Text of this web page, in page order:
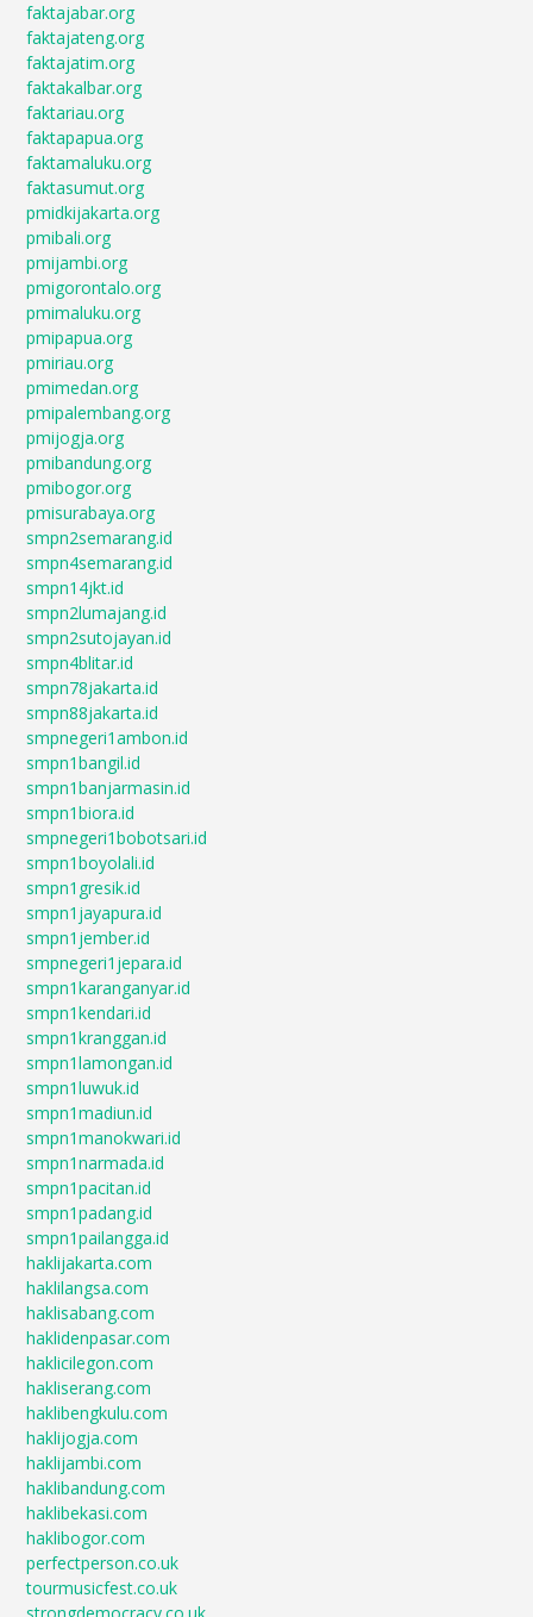
faktajabar.org
faktajateng.org
faktajatim.org
faktakalbar.org
faktariau.org
faktapapua.org
faktamaluku.org
faktasumut.org
pmidkijakarta.org
pmibali.org
pmijambi.org
pmigorontalo.org
pmimaluku.org
pmipapua.org
pmiriau.org
pmimedan.org
pmipalembang.org
pmijogja.org
pmibandung.org
pmibogor.org
pmisurabaya.org
smpn2semarang.id
smpn4semarang.id
smpn14jkt.id
smpn2lumajang.id
smpn2sutojayan.id
smpn4blitar.id
smpn78jakarta.id
smpn88jakarta.id
smpnegeri1ambon.id
smpn1bangil.id
smpn1banjarmasin.id
smpn1biora.id
smpnegeri1bobotsari.id
smpn1boyolali.id
smpn1gresik.id
smpn1jayapura.id
smpn1jember.id
smpnegeri1jepara.id
smpn1karanganyar.id
smpn1kendari.id
smpn1kranggan.id
smpn1lamongan.id
smpn1luwuk.id
smpn1madiun.id
smpn1manokwari.id
smpn1narmada.id
smpn1pacitan.id
smpn1padang.id
smpn1pailangga.id
haklijakarta.com
haklilangsa.com
haklisabang.com
haklidenpasar.com
haklicilegon.com
hakliserang.com
haklibengkulu.com
haklijogja.com
haklijambi.com
haklibandung.com
haklibekasi.com
haklibogor.com
perfectperson.co.uk
tourmusicfest.co.uk